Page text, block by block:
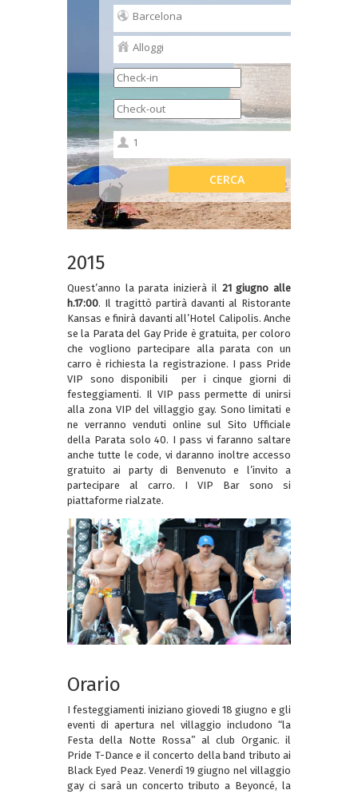
2015
Quest’anno la parata inizierà il 21 giugno alle
h.17:00. Il tragittò partirà davanti al Ristorante
Kansas e finirà davanti all’Hotel Calipolis. Anche
se la Parata del Gay Pride è gratuita, per coloro
che vogliono partecipare alla parata con un
carro è richiesta la registrazione. I pass Pride
VIP sono disponibili per i cinque giorni di
festeggiamenti. Il VIP pass permette di unirsi
alla zona VIP del villaggio gay. Sono limitati e
ne verranno venduti online sul Sito Ufficiale
della Parata solo 40. I pass vi faranno saltare
anche tutte le code, vi daranno inoltre accesso
gratuito ai party di Benvenuto e l’invito a
partecipare al carro. I VIP Bar sono si
piattaforme rialzate.
Orario
I festeggiamenti iniziano giovedi 18 giugno e gli
eventi di apertura nel villaggio includono “la
Festa della Notte Rossa” al club Organic. il
Pride T-Dance e il concerto della band tributo ai
Black Eyed Peaz. Venerdì 19 giugno nel villaggio
gay ci sarà un concerto tributo a Beyoncé, la